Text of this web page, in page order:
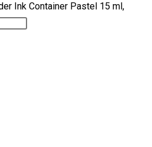
Ink Container Pastel 15 ml,